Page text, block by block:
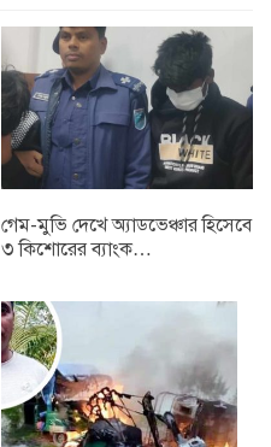
গেম-মুভি দেখে অ্যাডভেঞ্চার হিসেবে
৩ কিশোরের ব্যাংক…